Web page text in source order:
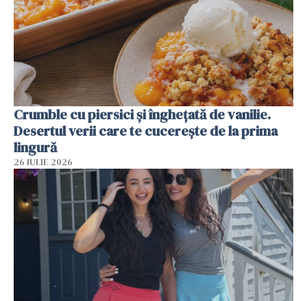
Crumble cu piersici și înghețată de vanilie.
Desertul verii care te cucerește de la prima
lingură
26 IULIE 2026